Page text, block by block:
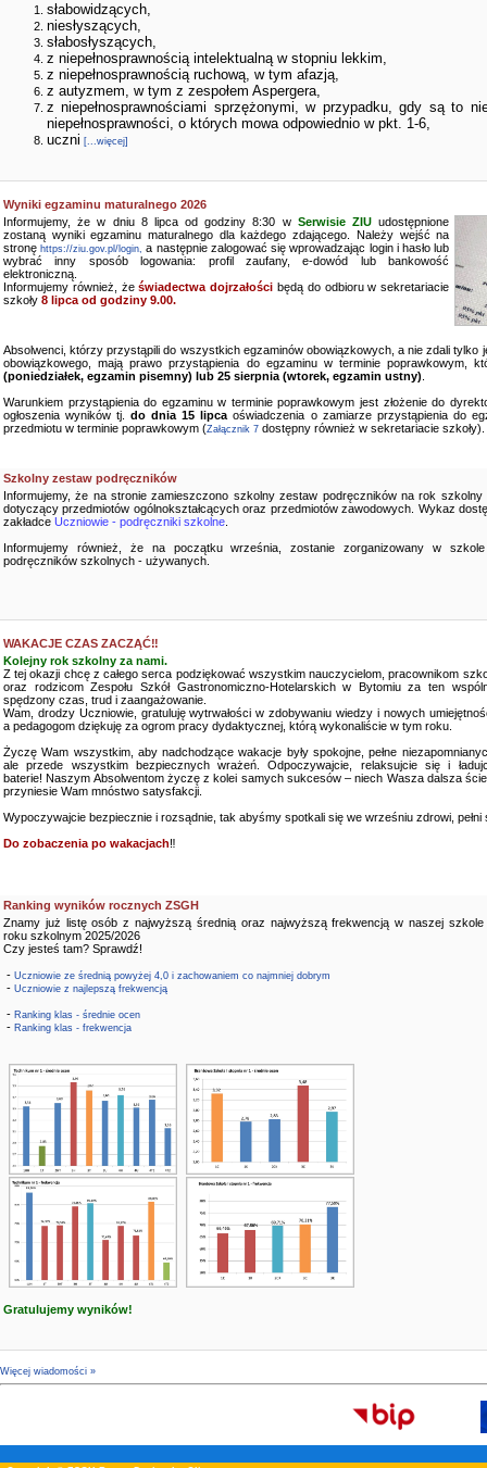
słabowidzących,
niesłyszących,
słabosłyszących,
z niepełnosprawnością intelektualną w stopniu lekkim,
z niepełnosprawnością ruchową, w tym afazją,
z autyzmem, w tym z zespołem Aspergera,
z niepełnosprawnościami sprzężonymi, w przypadku, gdy są to
niepełnosprawności, o których mowa odpowiednio w pkt. 1-6,
uczni [...więcej]
Wyniki egzaminu maturalnego 2026
Informujemy, że w dniu 8 lipca od godziny 8:30 w Serwisie ZIU udostępnione
zostaną wyniki egzaminu maturalnego dla każdego zdającego. Należy wejść na
stronęhttps://ziu.gov.pl/login, a następnie zalogować się wprowadzając login i hasło lub
wybrać inny sposób logowania: profil zaufany, e-dowód lub bankowość
elektroniczną.
Informujemy również, żeświadectwa dojrzałości będą do odbioru w sekretariacie
szkoły 8 lipca od godziny 9.00.
Absolwenci, którzy przystąpili do wszystkich egzaminów obowiązkowych, a nie zdali tylko
obowiązkowego, mają prawo przystąpienia do egzaminu w terminie poprawkowym,
(poniedziałek, egzamin pisemny) lub 25 sierpnia (wtorek, egzamin ustny)
Warunkiem przystąpienia do egzaminu w terminie poprawkowym jest złożenie do
ogłoszenia wyników tj.do dnia 15 lipca oświadczenia o zamiarze przystąpienia do
przedmiotu w terminie poprawkowym (Załącznik 7 dostępny również w sekretariacie szkoły).
Szkolny zestaw podręczników
Informujemy, że na stronie zamieszczono szkolny zestaw podręczników na rok szkolny
dotyczący przedmiotów ogólnokształcących oraz przedmiotów zawodowych. Wykaz
zakładce Uczniowie - podręczniki szkolne
Informujemy również, że na początku września, zostanie zorganizowany w
podręczników szkolnych - używanych.
WAKACJE CZAS ZACZĄĆ‼️
Kolejny rok szkolny za nami.
Z tej okazji chcę z całego serca podziękować wszystkim nauczycielom, pracownikom
oraz rodzicom Zespołu Szkół Gastronomiczno-Hotelarskich w Bytomiu za ten
spędzony czas, trud i zaangażowanie.
Wam, drodzy Uczniowie, gratuluję wytrwałości w zdobywaniu wiedzy i nowych
a pedagogom dziękuję za ogrom pracy dydaktycznej, którą wykonaliście w tym roku.
Życzę Wam wszystkim, aby nadchodzące wakacje były spokojne, pełne
ale przede wszystkim bezpiecznych wrażeń. Odpoczywajcie, relaksujcie się i
baterie! Naszym Absolwentom życzę z kolei samych sukcesów – niech Wasza dalsza
przyniesie Wam mnóstwo satysfakcji.
Wypoczywajcie bezpiecznie i rozsądnie, tak abyśmy spotkali się we wrześniu zdrowi, pełni
Do zobaczenia po wakacjach‼️
Ranking wyników rocznych ZSGH
Znamy już listę osób z najwyższą średnią oraz najwyższą frekwencją w naszej szkole
roku szkolnym 2025/2026
Czy jesteś tam? Sprawdź!
- Uczniowie ze średnią powyżej 4,0 i zachowaniem co najmniej dobrym
- Uczniowie z najlepszą frekwencją
- Ranking klas - średnie ocen
- Ranking klas - frekwencja
Gratulujemy wyników!
Więcej wiadomości »